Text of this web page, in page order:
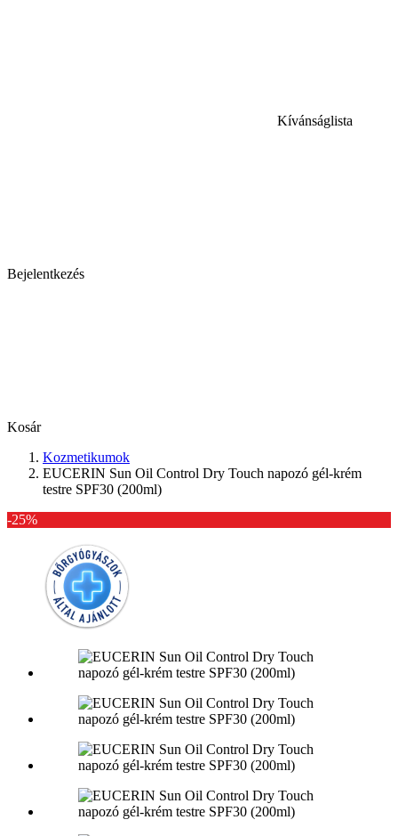
Kívánságlista
Bejelentkezés
Kosár
Kozmetikumok
EUCERIN Sun Oil Control Dry Touch napozó gél-krém
testre SPF30 (200ml)
-25%